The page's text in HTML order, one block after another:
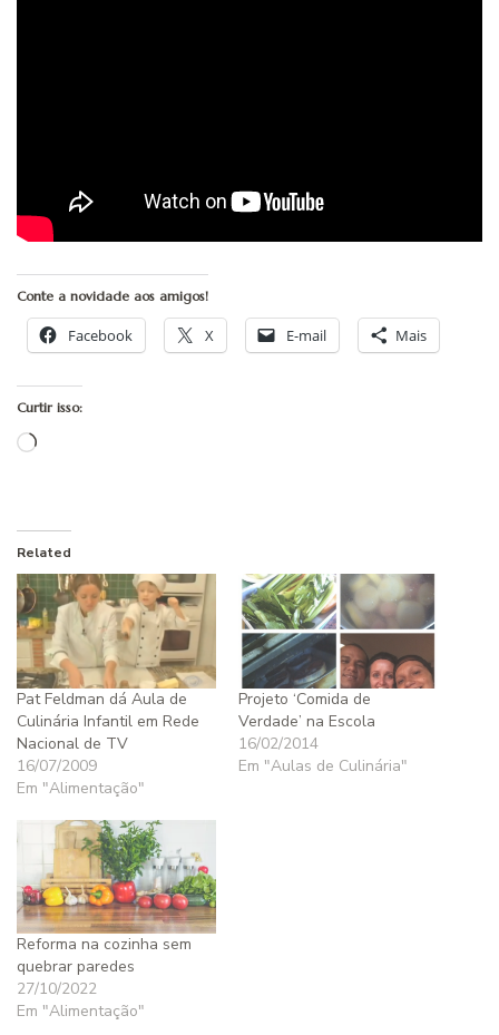
Conte a novidade aos amigos!
Facebook X E-mail Mais
Curtir isso:
Carregando...
Related
Pat Feldman dá Aula de
Culinária Infantil em Rede
Nacional de TV
16/07/2009
Em "Alimentação"
Projeto ‘Comida de
Verdade’ na Escola
16/02/2014
Em "Aulas de Culinária"
Reforma na cozinha sem
quebrar paredes
27/10/2022
Em "Alimentação"